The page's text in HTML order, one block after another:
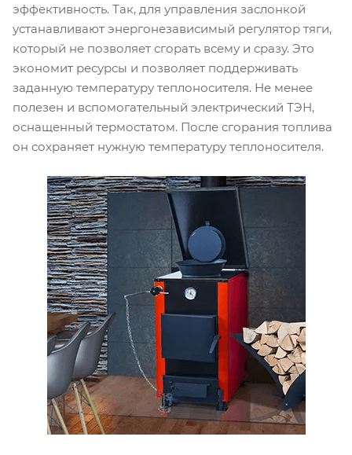
эффективность. Так, для управления заслонкой
устанавливают энергонезависимый регулятор тяги,
который не позволяет сгорать всему и сразу. Это
экономит ресурсы и позволяет поддерживать
заданную температуру теплоносителя. Не менее
полезен и вспомогательный электрический ТЭН,
оснащенный термостатом. После сгорания топлива
он сохраняет нужную температуру теплоносителя.